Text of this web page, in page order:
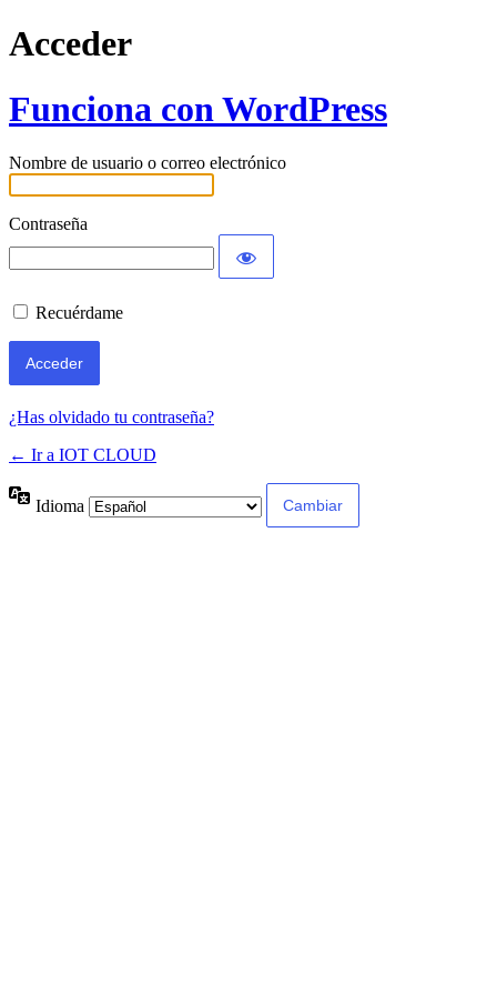
Acceder
Funciona con WordPress
Nombre de usuario o correo electrónico
Contraseña
Recuérdame
¿Has olvidado tu contraseña?
← Ir a IOT CLOUD
Idioma